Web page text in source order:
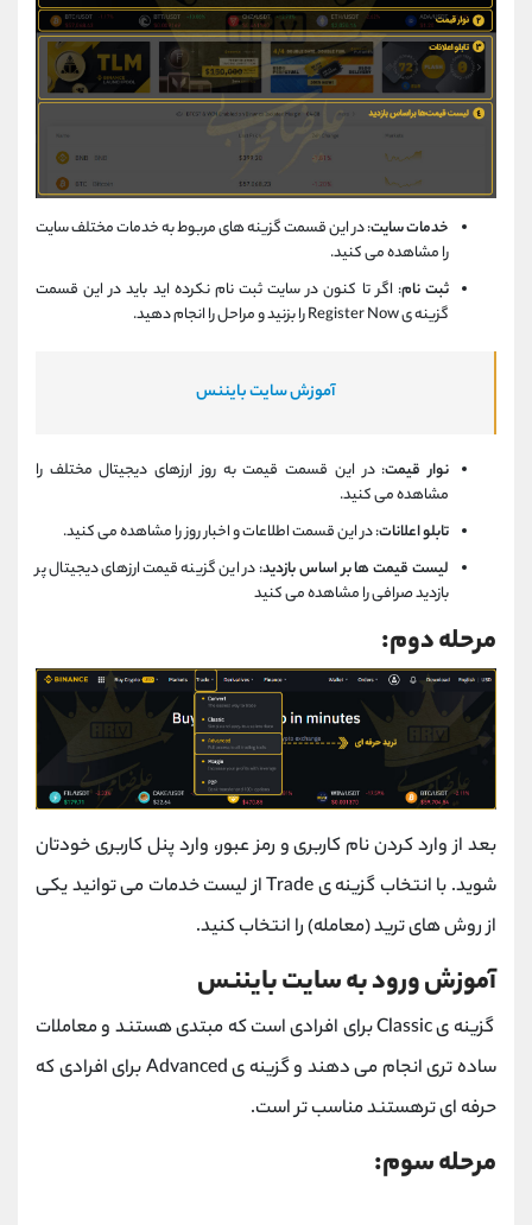
خدمات سایت: در این قسمت گزینه های مربوط به خدمات مختلف سایت
را مشاهده می کنید.
ثبت نام: اگر تا کنون در سایت ثبت نام نکرده اید باید در این قسمت
گزینه ی Register Now را بزنید و مراحل را انجام دهید.
آموزش سایت بایننس
نوار قیمت: در این قسمت قیمت به روز ارزهای دیجیتال مختلف را
مشاهده می کنید.
تابلو اعلانات: در این قسمت اطلاعات و اخبار روز را مشاهده می کنید.
لیست قیمت ها بر اساس بازدید: در این گزینه قیمت ارزهای دیجیتال پر
بازدید صرافی را مشاهده می کنید
مرحله دوم:
بعد از وارد کردن نام کاربری و رمز عبور، وارد پنل کاربری خودتان
شوید. با انتخاب گزینه ی Trade از لیست خدمات می توانید یکی
از روش های ترید (معامله) را انتخاب کنید.
آموزش ورود به سایت بایننس
گزینه ی Classic برای افرادی است که مبتدی هستند و معاملات
ساده تری انجام می دهند و گزینه ی Advanced برای افرادی که
حرفه ای ترهستند مناسب تر است.
مرحله سوم: